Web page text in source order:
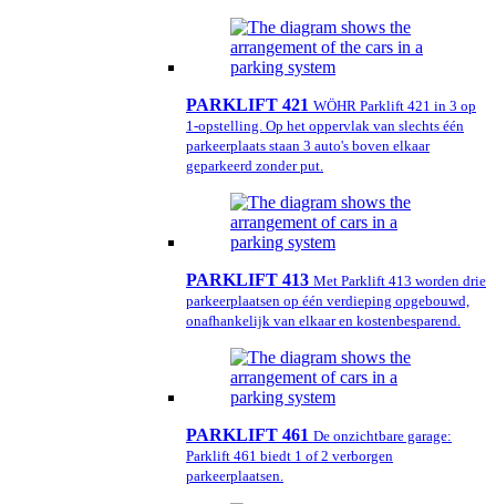
PARKLIFT 421 WÖHR Parklift 421 in 3 op
1-opstelling. Op het oppervlak van slechts één
parkeerplaats staan 3 auto's boven elkaar
geparkeerd zonder put.
PARKLIFT 413 Met Parklift 413 worden drie
parkeerplaatsen op één verdieping opgebouwd,
onafhankelijk van elkaar en kostenbesparend.
PARKLIFT 461 De onzichtbare garage:
Parklift 461 biedt 1 of 2 verborgen
parkeerplaatsen.